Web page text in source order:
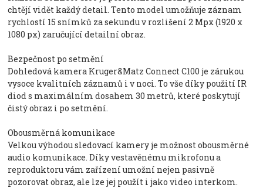
chtějí vidět každý detail. Tento model umožňuje záznam
rychlostí 15 snímků za sekundu v rozlišení 2 Mpx (1920 x
1080 px) zaručující detailní obraz.
Bezpečnost po setmění
Dohledová kamera Kruger&Matz Connect C100 je zárukou
vysoce kvalitních záznamů i v noci. To vše díky použití IR
diod s maximálním dosahem 30 metrů, které poskytují
čistý obraz i po setmění.
Obousměrná komunikace
Velkou výhodou sledovací kamery je možnost obousměrné
audio komunikace. Díky vestavěnému mikrofonu a
reproduktoru vám zařízení umožní nejen pasivně
pozorovat obraz, ale lze jej použít i jako video interkom.